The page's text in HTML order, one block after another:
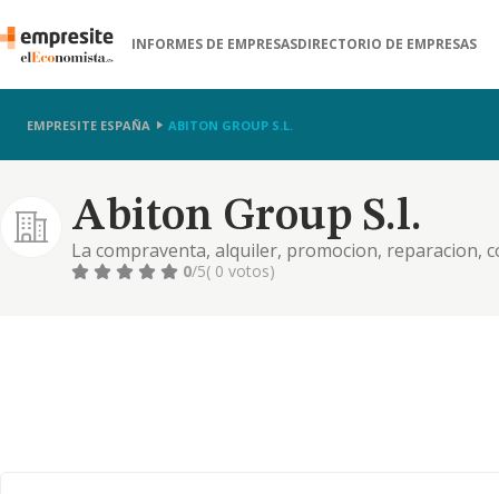
INFORMES DE EMPRESASDIRECTORIO DE EMPRESAS
EMPRESITE ESPAÑA ABITON GROUP S.L.
Abiton Group S.l.
La compraventa, alquiler, promocion, reparacion,
edificaciones, terrenos, solares, fincas rusticas y
0/5( 0 votos)